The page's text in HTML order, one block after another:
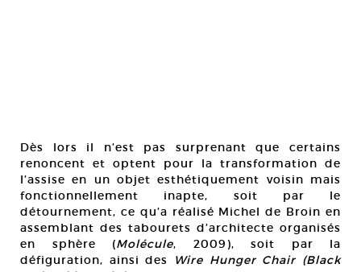
Dès lors il n’est pas surprenant que certains
renoncent et optent pour la transformation de
l’assise en un objet esthétiquement voisin mais
fonctionnellement inapte, soit par le
détournement, ce qu’a réalisé Michel de Broin en
assemblant des tabourets d’architecte organisés
en sphère (Molécule, 2009), soit par la
défiguration, ainsi des
Wire Hunger Chair (Black